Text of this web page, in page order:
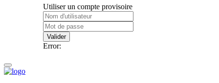
Utiliser un compte provisoire
Valider
Error: